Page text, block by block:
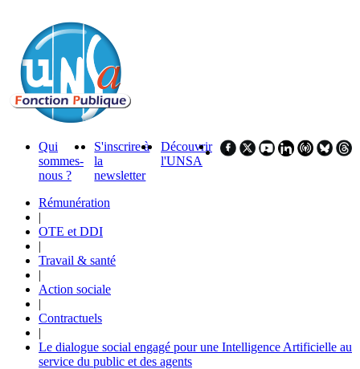
Qui
sommes-
nous ?
S'inscrire à
la
newsletter
Découvrir
l'UNSA
Rémunération
|
OTE et DDI
|
Travail & santé
|
Action sociale
|
Contractuels
|
Le dialogue social engagé pour une Intelligence Artificielle au
service du public et des agents